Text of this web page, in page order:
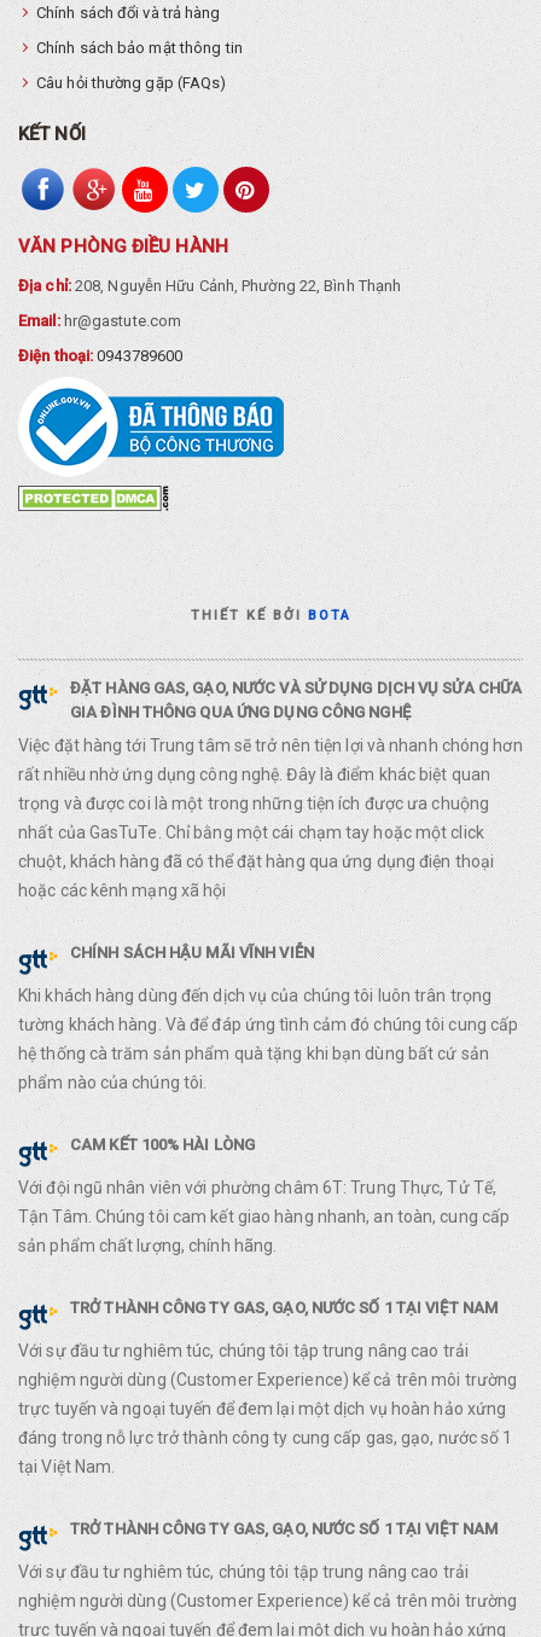
Chính sách đổi và trả hàng
Chính sách bảo mật thông tin
Câu hỏi thường gặp (FAQs)
KẾT NỐI
VĂN PHÒNG ĐIỀU HÀNH
Địa chỉ:208, Nguyễn Hữu Cảnh, Phường 22, Bình Thạnh
Email: hr@gastute.com
Điện thoại:0943789600
THIẾT KẾ BỞIBOTA
ĐẶT HÀNG GAS, GẠO, NƯỚC VÀ SỬ DỤNG DỊCH VỤ SỬA CHỮA
GIA ĐÌNH THÔNG QUA ỨNG DỤNG CÔNG NGHỆ
Việc đặt hàng tới Trung tâm sẽ trở nên tiện lợi và nhanh chóng hơn
rất nhiều nhờ ứng dụng công nghệ. Đây là điểm khác biệt quan
trọng và được coi là một trong những tiện ích được ưa chuộng
nhất của GasTuTe. Chỉ bằng một cái chạm tay hoặc một click
chuột, khách hàng đã có thể đặt hàng qua ứng dụng điện thoại
hoặc các kênh mạng xã hội
CHÍNH SÁCH HẬU MÃI VĨNH VIỄN
Khi khách hàng dùng đến dịch vụ của chúng tôi luôn trân trọng
tường khách hàng. Và để đáp ứng tình cảm đó chúng tôi cung cấp
hệ thống cà trăm sản phẩm quà tặng khi bạn dùng bất cứ sản
phẩm nào của chúng tôi.
CAM KẾT 100% HÀI LÒNG
Với đội ngũ nhân viên với phường châm 6T: Trung Thực, Tử Tế,
Tận Tâm. Chúng tôi cam kết giao hàng nhanh, an toàn, cung cấp
sản phẩm chất lượng, chính hãng.
TRỞ THÀNH CÔNG TY GAS, GẠO, NƯỚC SỐ 1 TẠI VIỆT NAM
Với sự đầu tư nghiêm túc, chúng tôi tập trung nâng cao trải
nghiệm người dùng (Customer Experience) kể cả trên môi trường
trực tuyến và ngoại tuyến để đem lại một dịch vụ hoàn hảo xứng
đáng trong nỗ lực trở thành công ty cung cấp gas, gạo, nước số 1
tại Việt Nam.
TRỞ THÀNH CÔNG TY GAS, GẠO, NƯỚC SỐ 1 TẠI VIỆT NAM
Với sự đầu tư nghiêm túc, chúng tôi tập trung nâng cao trải
nghiệm người dùng (Customer Experience) kể cả trên môi trường
trực tuyến và ngoại tuyến để đem lại một dịch vụ hoàn hảo xứng